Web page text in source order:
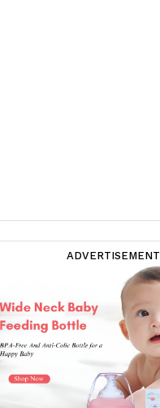
ADVERTISEMENT